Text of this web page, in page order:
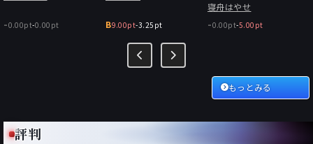
-0.00pt-0.00pt B9.00pt-3.25pt
てください2
寝舟はやせ
-0.00pt-5.00pt
もっとみる
評判